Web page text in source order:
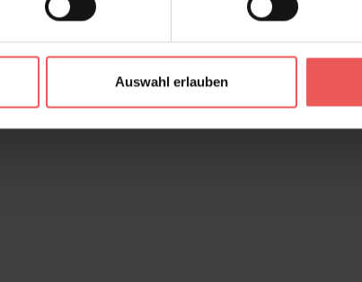
Auswahl erlauben